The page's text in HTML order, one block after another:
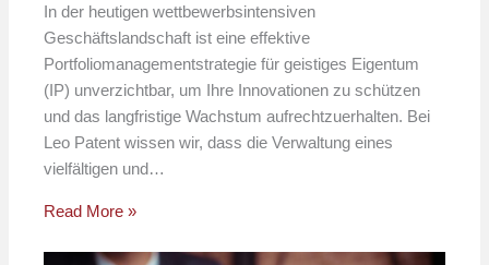
In der heutigen wettbewerbsintensiven
Geschäftslandschaft ist eine effektive
Portfoliomanagementstrategie für geistiges Eigentum
(IP) unverzichtbar, um Ihre Innovationen zu schützen
und das langfristige Wachstum aufrechtzuerhalten. Bei
Leo Patent wissen wir, dass die Verwaltung eines
vielfältigen und…
Read More »